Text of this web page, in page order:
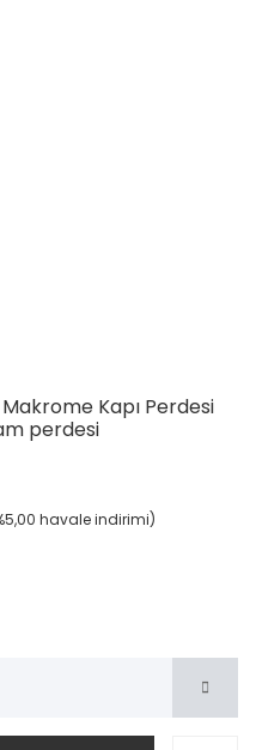
Kapı Perdesi
perdesi
havale indirimi)